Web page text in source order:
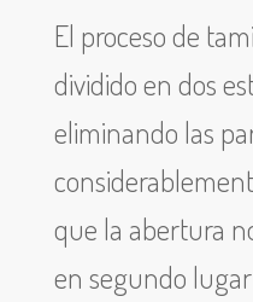
El proceso de
dividido en dos
eliminando las
que la abertura
en segundo